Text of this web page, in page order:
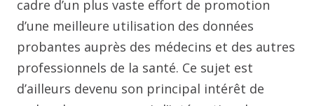
cadre d’un plus vaste effort de promotion
d’une meilleure utilisation des données
probantes auprès des médecins et des autres
professionnels de la santé. Ce sujet est
d’ailleurs devenu son principal intérêt de